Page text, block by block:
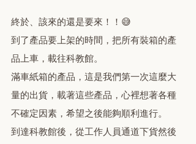
終於、該來的還是要來！！😅
到了產品要上架的時間，把所有裝箱的產
品上車，載往科教館。
滿車紙箱的產品，這是我們第一次這麼大
量的出貨，載著這些產品，心裡想著各種
不確定因素，希望之後能夠順利進行。
到達科教館後，從工作人員通道下貨然後